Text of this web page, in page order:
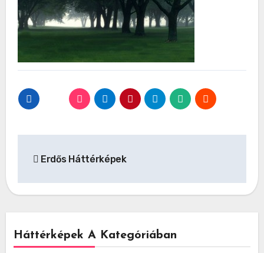
Erdős Háttérképek
Háttérképek A Kategóriában